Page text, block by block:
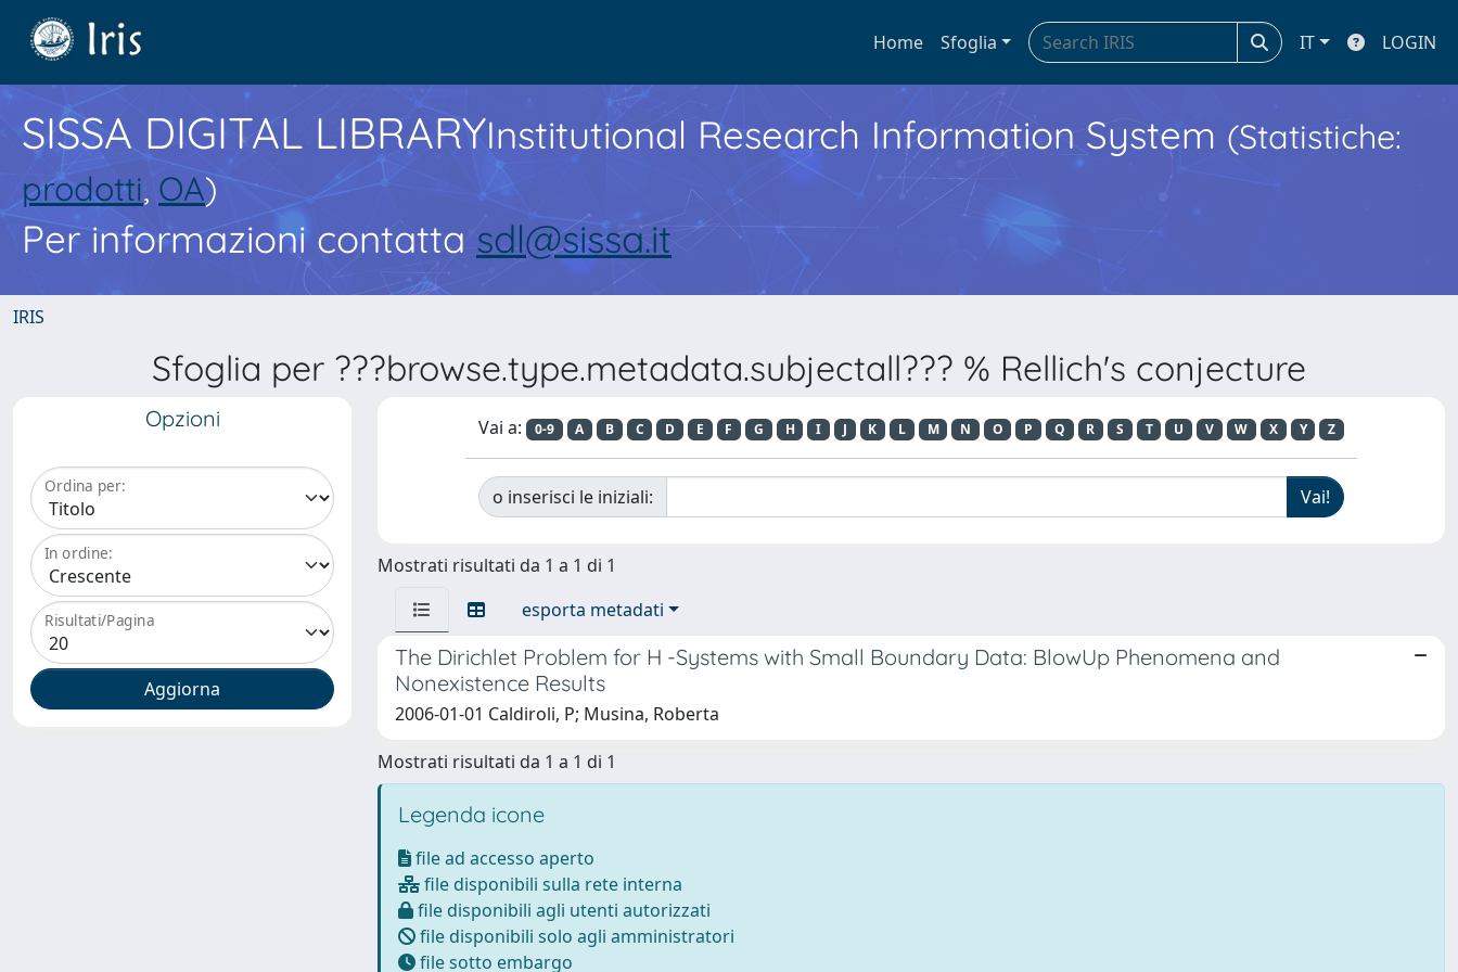
Home Sfoglia IT LOGIN
SISSA DIGITAL LIBRARYInstitutional Research Information System (Statistiche:
prodotti, OA)
Per informazioni contatta sdl@sissa.it
IRIS
Sfoglia per ???browse.type.metadata.subjectall??? % Rellich's conjecture
Opzioni
Ordina per:
In ordine:
Risultati/Pagina
Vai a: 0-9 A B C D E F G H I J K L M N O P Q R S T U V W X Y Z
o inserisci le iniziali:
Mostrati risultati da 1 a 1 di 1
esporta metadati
The Dirichlet Problem for H -Systems with Small Boundary Data: BlowUp Phenomena and
Nonexistence Results
2006-01-01 Caldiroli, P; Musina, Roberta
Mostrati risultati da 1 a 1 di 1
Legenda icone
file ad accesso aperto
file disponibili sulla rete interna
file disponibili agli utenti autorizzati
file disponibili solo agli amministratori
file sotto embargo